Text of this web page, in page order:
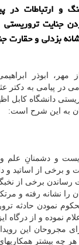
و ارتباطات در
جنایت تروریستی
بزدلی و حقارت
مهر، ابوذر
در پیامی به دکتر
دانشگاه کابل
به این شرح است:
و دشمنانِ علم و
و برخی از
رساندن برخی از
را نشانه رفته و
محکوم نمودن حادثه
نموده و از
مجروحان این
هر چه بیشتر